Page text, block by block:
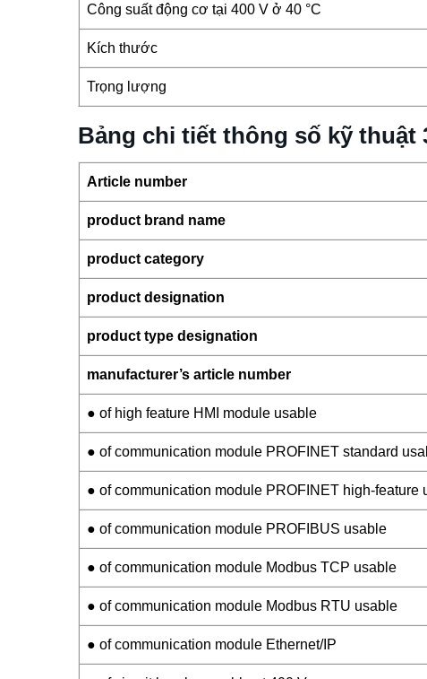
Công suất động cơ tại 400 V ở 40 °C
Kích thước
Trọng lượng
Bảng chi tiết thông số kỹ thuật
Article number
product brand name
product category
product designation
product type designation
manufacturer’s article number
● of high feature HMI module usable
● of communication module PROFINET standard
● of communication module PROFINET high-feature
● of communication module PROFIBUS usable
● of communication module Modbus TCP usable
● of communication module Modbus RTU usable
● of communication module Ethernet/IP